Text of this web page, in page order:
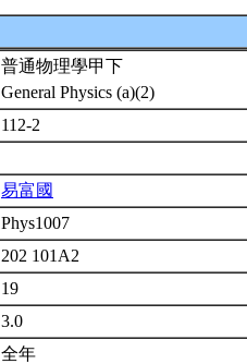
普通物理學甲下
General Physics (a)(2)
112-2
易富國
Phys1007
202 101A2
19
3.0
全年